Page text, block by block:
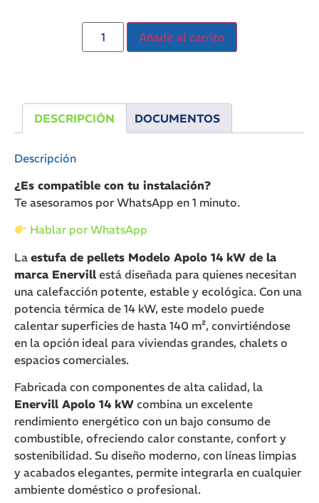
Añadir al carrito
DESCRIPCIÓN DOCUMENTOS
Descripción
¿Es compatible con tu instalación?
Te asesoramos por WhatsApp en 1 minuto.
Hablar por WhatsApp
La estufa de pellets Modelo Apolo 14 kW de la
marca Enervill está diseñada para quienes necesitan
una calefacción potente, estable y ecológica. Con una
potencia térmica de 14 kW, este modelo puede
calentar superficies de hasta 140 m², convirtiéndose
en la opción ideal para viviendas grandes, chalets o
espacios comerciales.
Fabricada con componentes de alta calidad, la
Enervill Apolo 14 kW combina un excelente
rendimiento energético con un bajo consumo de
combustible, ofreciendo calor constante, confort y
sostenibilidad. Su diseño moderno, con líneas limpias
y acabados elegantes, permite integrarla en cualquier
ambiente doméstico o profesional.